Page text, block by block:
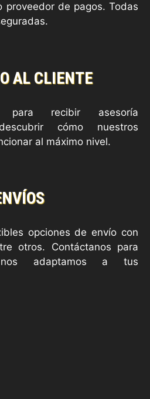
proveedor de pagos. Todas
AL CLIENTE
para recibir asesoría
cómo nuestros
al máximo nivel.
opciones de envío con
otros. Contáctanos para
adaptamos a tus